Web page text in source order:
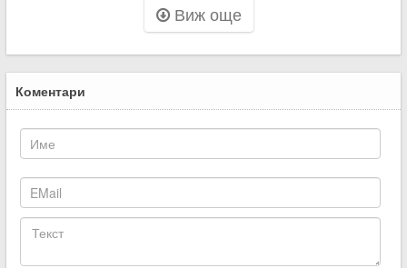
Виж още
Коментари